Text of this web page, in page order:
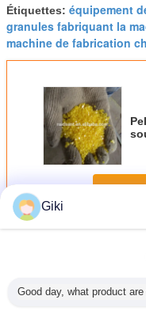
Étiquettes: équipement
granules fabriquant la
machine de fabrication
PlusMachine de
Giki
Good day, what product